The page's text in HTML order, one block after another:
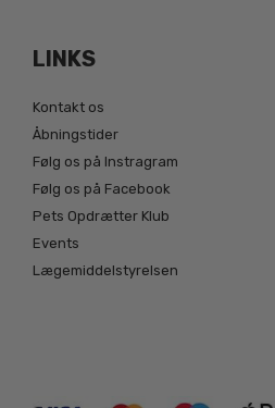
LINKS
Kontakt os
Åbningstider
Følg os på Instragram
Følg os på Facebook
Pets Opdrætter Klub
Events
Lægemiddelstyrelsen